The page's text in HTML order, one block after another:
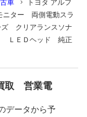
車
トヨタ アルフ
ニター 両側電動スラ
クリアランスソナ
ＬＥＤヘッド 純正
取 営業電
データから予